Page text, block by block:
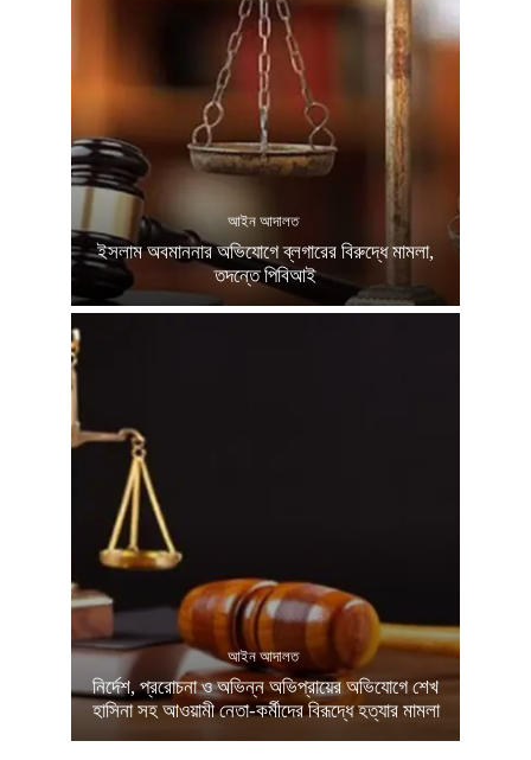
আইন আদালত
ইসলাম অবমাননার অভিযোগে ব্লগারের বিরুদ্ধে মামলা,
তদন্তে পিবিআই
আইন আদালত
নির্দেশ, প্ররোচনা ও অভিন্ন অভিপ্রায়ের অভিযোগে শেখ
হাসিনা সহ আওয়ামী নেতা-কর্মীদের বিরূদ্ধে হত্যার মামলা